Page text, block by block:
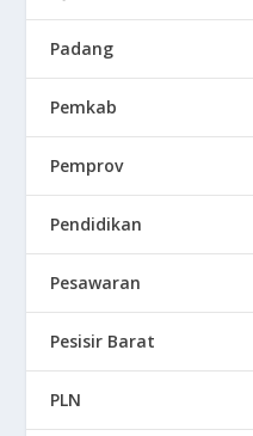
Padang
Pemkab
Pemprov
Pendidikan
Pesawaran
Pesisir Barat
PLN